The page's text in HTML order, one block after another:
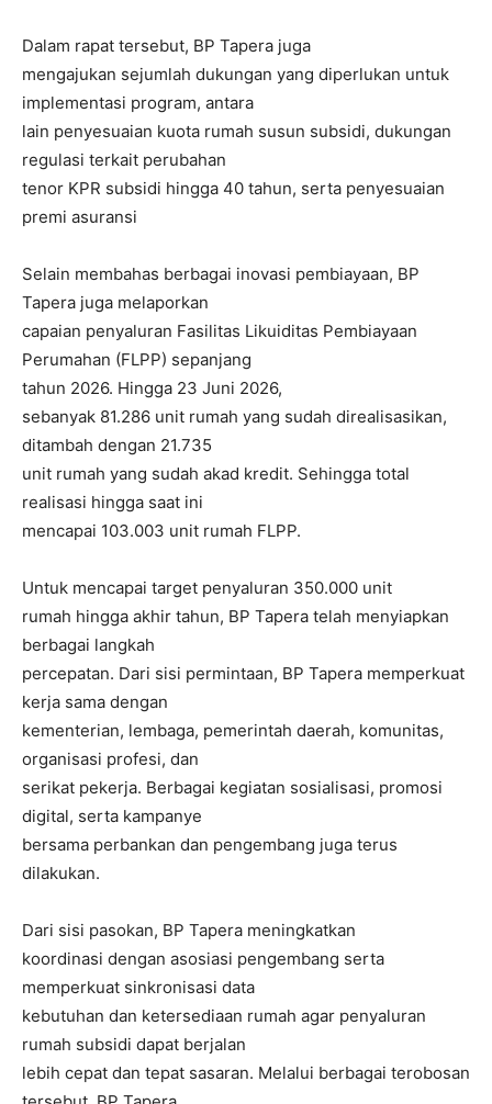
Dalam rapat tersebut, BP Tapera juga
mengajukan sejumlah dukungan yang diperlukan untuk
implementasi program, antara
lain penyesuaian kuota rumah susun subsidi, dukungan
regulasi terkait perubahan
tenor KPR subsidi hingga 40 tahun, serta penyesuaian
premi asuransi
Selain membahas berbagai inovasi pembiayaan, BP
Tapera juga melaporkan
capaian penyaluran Fasilitas Likuiditas Pembiayaan
Perumahan (FLPP) sepanjang
tahun 2026. Hingga 23 Juni 2026,
sebanyak 81.286 unit rumah yang sudah direalisasikan,
ditambah dengan 21.735
unit rumah yang sudah akad kredit. Sehingga total
realisasi hingga saat ini
mencapai 103.003 unit rumah FLPP.
Untuk mencapai target penyaluran 350.000 unit
rumah hingga akhir tahun, BP Tapera telah menyiapkan
berbagai langkah
percepatan. Dari sisi permintaan, BP Tapera memperkuat
kerja sama dengan
kementerian, lembaga, pemerintah daerah, komunitas,
organisasi profesi, dan
serikat pekerja. Berbagai kegiatan sosialisasi, promosi
digital, serta kampanye
bersama perbankan dan pengembang juga terus
dilakukan.
Dari sisi pasokan, BP Tapera meningkatkan
koordinasi dengan asosiasi pengembang serta
memperkuat sinkronisasi data
kebutuhan dan ketersediaan rumah agar penyaluran
rumah subsidi dapat berjalan
lebih cepat dan tepat sasaran. Melalui berbagai terobosan